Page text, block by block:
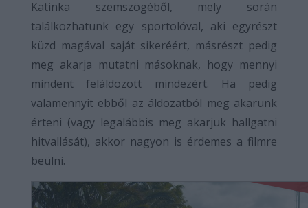
Katinka szemszögéből, mely során
találkozhatunk egy sportolóval, aki egyrészt
küzd magával saját sikeréért, másrészt pedig
meg akarja mutatni másoknak, hogy mennyi
mindent feláldozott mindezért. Ha pedig
valamennyit ebből az áldozatból meg akarunk
érteni (vagy legalábbis meg akarjuk hallgatni
hitvallását), akkor nagyon is érdemes a filmre
beülni.